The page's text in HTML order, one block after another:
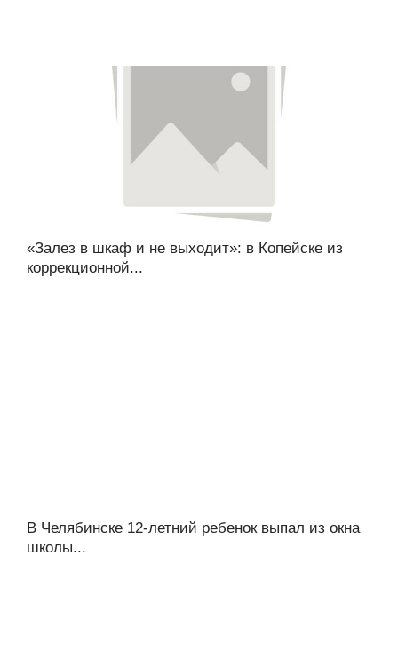
«Залез в шкаф и не выходит»: в Копейске из
коррекционной...
В Челябинске 12-летний ребенок выпал из окна
школы...